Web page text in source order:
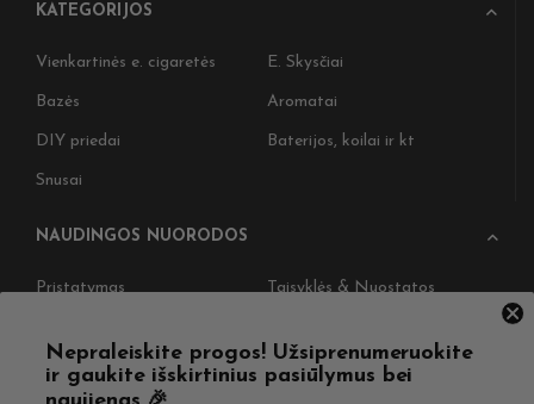
KATEGORIJOS
Vienkartinės e. cigaretės E. Skysčiai
Bazės Aromatai
DIY priedai Baterijos, koilai ir kt
Snusai
NAUDINGOS NUORODOS
Pristatymas Taisyklės & Nuostatos
Straipsniai Apie Mus
Nepraleiskite progos! Užsiprenumeruokite
ir gaukite išskirtinius pasiūlymus bei